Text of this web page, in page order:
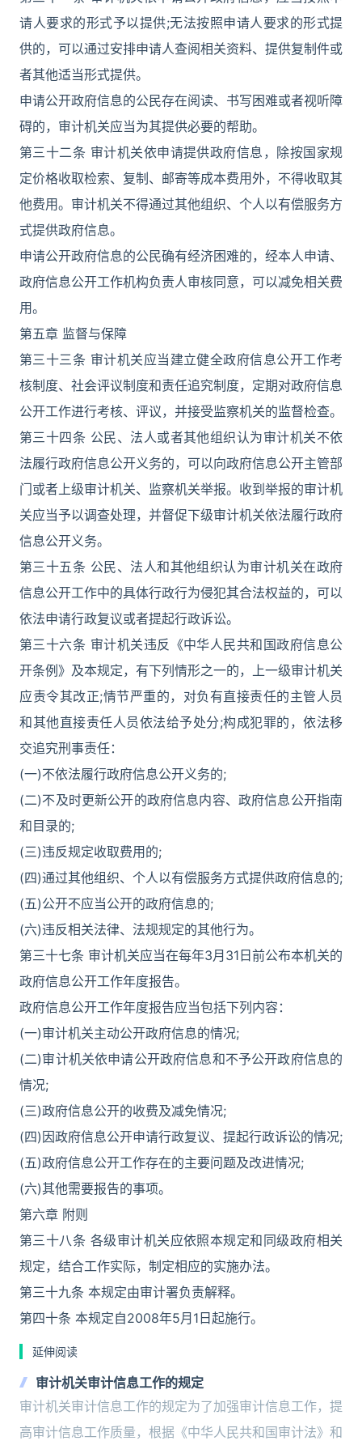
请人要求的形式予以提供;无法按照申请人要求的形式提
供的，可以通过安排申请人查阅相关资料、提供复制件或
者其他适当形式提供。
申请公开政府信息的公民存在阅读、书写困难或者视听障
碍的，审计机关应当为其提供必要的帮助。
第三十二条 审计机关依申请提供政府信息，除按国家规
定价格收取检索、复制、邮寄等成本费用外，不得收取其
他费用。审计机关不得通过其他组织、个人以有偿服务方
式提供政府信息。
申请公开政府信息的公民确有经济困难的，经本人申请、
政府信息公开工作机构负责人审核同意，可以减免相关费
用。
第五章 监督与保障
第三十三条 审计机关应当建立健全政府信息公开工作考
核制度、社会评议制度和责任追究制度，定期对政府信息
公开工作进行考核、评议，并接受监察机关的监督检查。
第三十四条 公民、法人或者其他组织认为审计机关不依
法履行政府信息公开义务的，可以向政府信息公开主管部
门或者上级审计机关、监察机关举报。收到举报的审计机
关应当予以调查处理，并督促下级审计机关依法履行政府
信息公开义务。
第三十五条 公民、法人和其他组织认为审计机关在政府
信息公开工作中的具体行政行为侵犯其合法权益的，可以
依法申请行政复议或者提起行政诉讼。
第三十六条 审计机关违反《中华人民共和国政府信息公
开条例》及本规定，有下列情形之一的，上一级审计机关
应责令其改正;情节严重的，对负有直接责任的主管人员
和其他直接责任人员依法给予处分;构成犯罪的，依法移
交追究刑事责任：
(一)不依法履行政府信息公开义务的;
(二)不及时更新公开的政府信息内容、政府信息公开指南
和目录的;
(三)违反规定收取费用的;
(四)通过其他组织、个人以有偿服务方式提供政府信息的;
(五)公开不应当公开的政府信息的;
(六)违反相关法律、法规规定的其他行为。
第三十七条 审计机关应当在每年3月31日前公布本机关的
政府信息公开工作年度报告。
政府信息公开工作年度报告应当包括下列内容：
(一)审计机关主动公开政府信息的情况;
(二)审计机关依申请公开政府信息和不予公开政府信息的
情况;
(三)政府信息公开的收费及减免情况;
(四)因政府信息公开申请行政复议、提起行政诉讼的情况;
(五)政府信息公开工作存在的主要问题及改进情况;
(六)其他需要报告的事项。
第六章 附则
第三十八条 各级审计机关应依照本规定和同级政府相关
规定，结合工作实际，制定相应的实施办法。
第三十九条 本规定由审计署负责解释。
第四十条 本规定自2008年5月1日起施行。
延伸阅读
审计机关审计信息工作的规定
审计机关审计信息工作的规定为了加强审计信息工作，提
高审计信息工作质量，根据《中华人民共和国审计法》和